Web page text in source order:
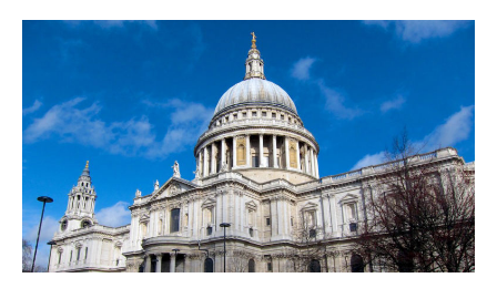
倫
敦
St.
Paul’s
Cathedral
大